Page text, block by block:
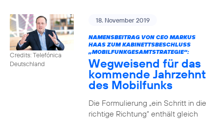
Credits: Telefónica
Deutschland
18. November 2019
NAMENSBEITRAG VON CEO MARKUS
HAAS ZUM KABINETTSBESCHLUSS
„MOBILFUNKGESAMTSTRATEGIE“:
Wegweisend für das
kommende Jahrzehnt
des Mobilfunks
Die Formulierung „ein Schritt in die
richtige Richtung“ enthält gleich